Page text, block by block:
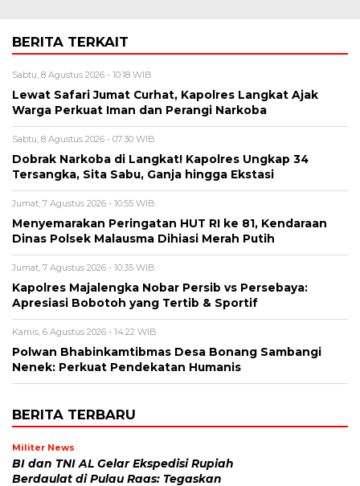
BERITA TERKAIT
Sabtu, 8 Agustus 2026 - 10:18 WIB
Lewat Safari Jumat Curhat, Kapolres Langkat Ajak
Warga Perkuat Iman dan Perangi Narkoba
Sabtu, 8 Agustus 2026 - 07:30 WIB
Dobrak Narkoba di Langkat! Kapolres Ungkap 34
Tersangka, Sita Sabu, Ganja hingga Ekstasi
Jumat, 7 Agustus 2026 - 10:55 WIB
Menyemarakan Peringatan HUT RI ke 81, Kendaraan
Dinas Polsek Malausma Dihiasi Merah Putih
Jumat, 7 Agustus 2026 - 10:35 WIB
Kapolres Majalengka Nobar Persib vs Persebaya:
Apresiasi Bobotoh yang Tertib & Sportif
Kamis, 6 Agustus 2026 - 14:22 WIB
Polwan Bhabinkamtibmas Desa Bonang Sambangi
Nenek: Perkuat Pendekatan Humanis
BERITA TERBARU
Militer News
BI dan TNI AL Gelar Ekspedisi Rupiah
Berdaulat di Pulau Raas: Tegaskan